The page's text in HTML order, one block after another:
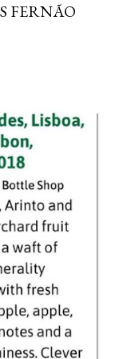
FERNÃO